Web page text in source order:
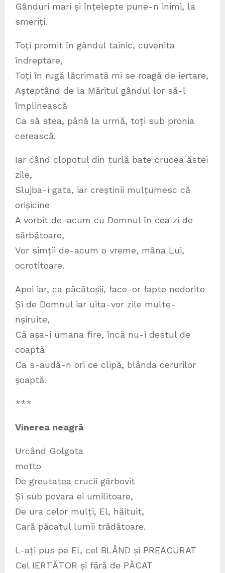
Gânduri mari și înțelepte pune-n inimi, la
smeriți.
Toți promit în gândul tainic, cuvenita
îndreptare,
Toți în rugă lăcrimată mi se roagă de iertare,
Așteptând de la Măritul gândul lor să-l
împlinească
Ca să stea, până la urmă, toți sub pronia
cerească.
Iar când clopotul din turlă bate crucea ăstei
zile,
Slujba-i gata, iar creștinii mulțumesc că
orișicine
A vorbit de-acum cu Domnul în cea zi de
sărbătoare,
Vor simții de-acum o vreme, mâna Lui,
ocrotitoare.
Apoi iar, ca păcătoșii, face-or fapte nedorite
Și de Domnul iar uita-vor zile multe-
nșiruite,
Că așa-i umana fire, încă nu-i destul de
coaptă
Ca s-audă-n ori ce clipă, blânda cerurilor
șoaptă.
***
Vinerea neagră
Urcând Golgota
motto
De greutatea crucii gârbovit
Și sub povara ei umilitoare,
De ura celor mulți, El, hăituit,
Cară păcatul lumii trădătoare.
L-ați pus pe El, cel BLÂND și PREACURAT
Cel IERTĂTOR și fără de PĂCAT